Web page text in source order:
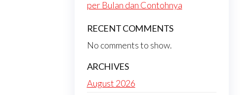
per Bulan dan Contohnya
RECENT COMMENTS
No comments to show.
ARCHIVES
August 2026